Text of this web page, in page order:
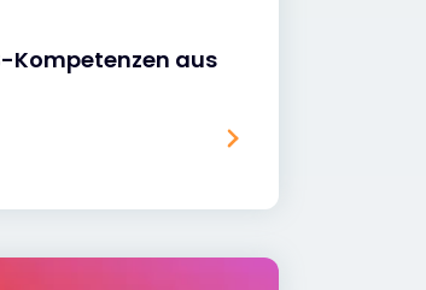
Kompetenzen aus